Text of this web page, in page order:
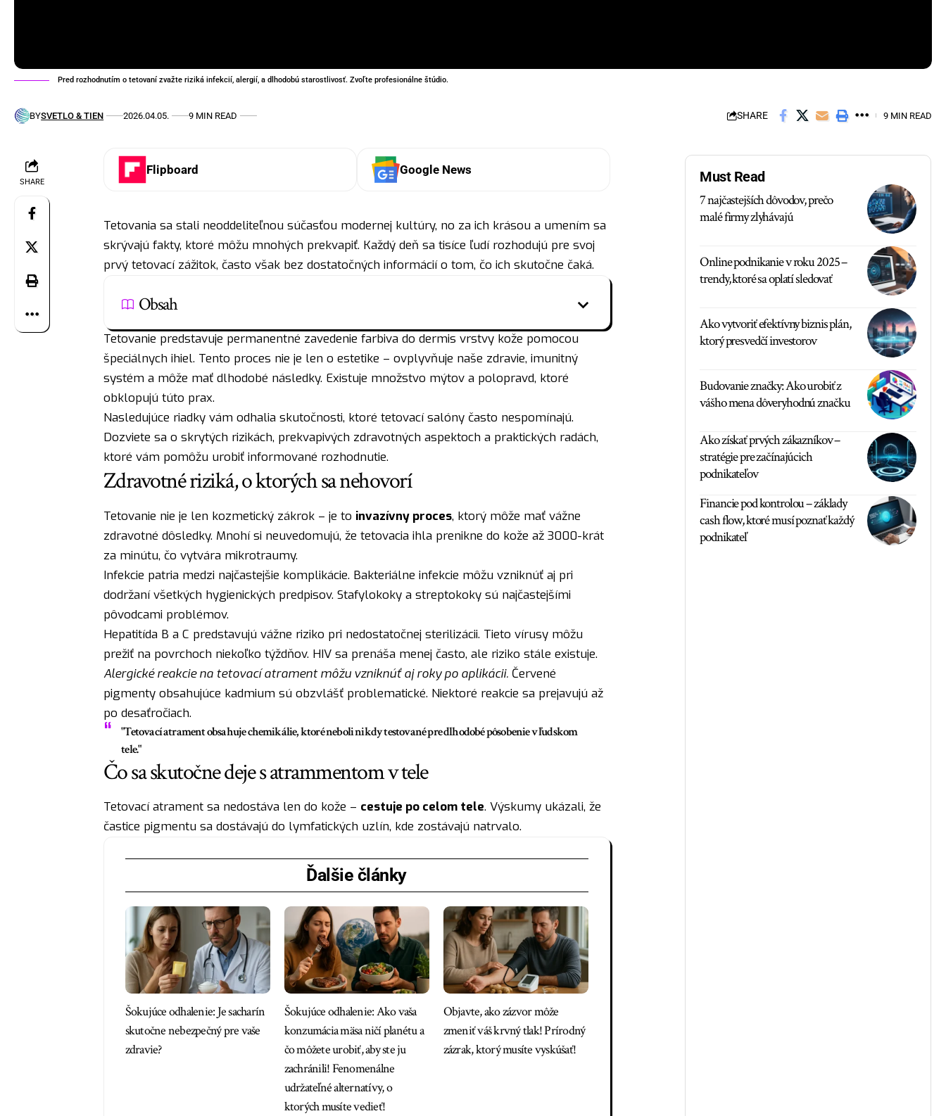
Pred rozhodnutím o tetovaní zvažte riziká infekcií, alergií, a dlhodobú starostlivosť. Zvoľte profesionálne štúdio.
BYSVETLO & TIEN 2026.04.05. 9 MIN READ SHARE 9 MIN READ
SHARE
Flipboard Google News
Tetovania sa stali neoddeliteľnou súčasťou modernej kultúry, no za ich krásou a umením sa
skrývajú fakty, ktoré môžu mnohých prekvapiť. Každý deň sa tisíce ľudí rozhodujú pre svoj
prvý tetovací zážitok, často však bez dostatočných informácií o tom, čo ich skutočne čaká.
Obsah
Tetovanie predstavuje permanentné zavedenie farbiva do dermis vrstvy kože pomocou
špeciálnych ihiel. Tento proces nie je len o estetike – ovplyvňuje naše zdravie, imunitný
systém a môže mať dlhodobé následky. Existuje množstvo mýtov a polopravd, ktoré
obklopujú túto prax.
Nasledujúce riadky vám odhalia skutočnosti, ktoré tetovací salóny často nespomínajú.
Dozviete sa o skrytých rizikách, prekvapivých zdravotných aspektoch a praktických radách,
ktoré vám pomôžu urobiť informované rozhodnutie.
Zdravotné riziká, o ktorých sa nehovorí
Tetovanie nie je len kozmetický zákrok – je to invazívny proces, ktorý môže mať vážne
zdravotné dôsledky. Mnohí si neuvedomujú, že tetovacia ihla prenikne do kože až 3000-krát
za minútu, čo vytvára mikrotraumy.
Infekcie patria medzi najčastejšie komplikácie. Bakteriálne infekcie môžu vzniknúť aj pri
dodržaní všetkých hygienických predpisov. Stafylokoky a streptokoky sú najčastejšími
pôvodcami problémov.
Hepatitída B a C predstavujú vážne riziko pri nedostatočnej sterilizácii. Tieto vírusy môžu
prežiť na povrchoch niekoľko týždňov. HIV sa prenáša menej často, ale riziko stále existuje.
Alergické reakcie na tetovací atrament môžu vzniknúť aj roky po aplikácii.Červené
pigmenty obsahujúce kadmium sú obzvlášť problematické. Niektoré reakcie sa prejavujú až
po desaťročiach.
"Tetovací atrament obsahuje chemikálie, ktoré neboli nikdy testované pre dlhodobé pôsobenie v ľudskom
tele."
Čo sa skutočne deje s atrammentom v tele
Tetovací atrament sa nedostáva len do kože – cestuje po celom tele. Výskumy ukázali, že
častice pigmentu sa dostávajú do lymfatických uzlín, kde zostávajú natrvalo.
Ďalšie články
Šokujúce odhalenie: Je sacharín
skutočne nebezpečný pre vaše
zdravie?
Šokujúce odhalenie: Ako vaša
konzumácia mäsa ničí planétu a
čo môžete urobiť, aby ste ju
zachránili! Fenomenálne
udržateľné alternatívy, o
ktorých musíte vedieť!
Objavte, ako zázvor môže
zmeniť váš krvný tlak! Prírodný
zázrak, ktorý musíte vyskúšať!
Must Read
7 najčastejších dôvodov, prečo
malé firmy zlyhávajú
Online podnikanie v roku 2025 –
trendy, ktoré sa oplatí sledovať
Ako vytvoriť efektívny biznis plán,
ktorý presvedčí investorov
Budovanie značky: Ako urobiť z
vášho mena dôveryhodnú značku
Ako získať prvých zákazníkov –
stratégie pre začínajúcich
podnikateľov
Financie pod kontrolou – základy
cash flow, ktoré musí poznať každý
podnikateľ